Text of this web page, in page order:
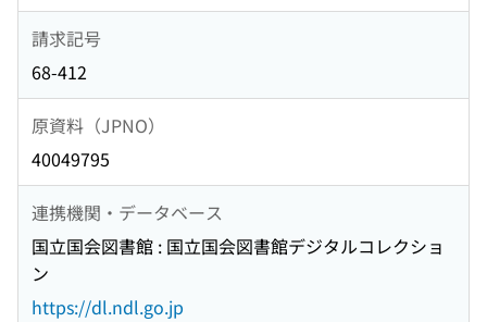
請求記号
68-412
原資料（JPNO）
40049795
連携機関・データベース
国立国会図書館 : 国立国会図書館デジタルコレクショ
ン
https://dl.ndl.go.jp